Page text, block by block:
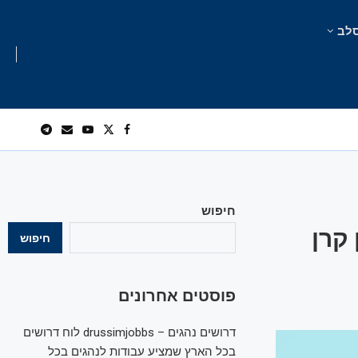
חיפוש
חיפוש
פוסטים אחרונים
דרושים נהגים – drussimjobbs לוח דרושים
בכל הארץ שמציע עבודות לנהגים בכל